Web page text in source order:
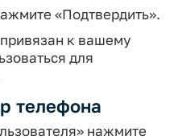
«Подтвердить».
к вашему
для
телефона
нажмите